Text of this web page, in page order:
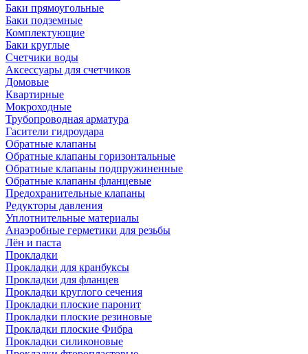
Баки прямоугольные
Баки подземные
Комплектующие
Баки круглые
Счетчики воды
Аксессуары для счетчиков
Домовые
Квартирные
Мокроходные
Трубопроводная арматура
Гасители гидроудара
Обратные клапаны
Обратные клапаны горизонтальные
Обратные клапаны подпружиненные
Обратные клапаны фланцевые
Предохранительные клапаны
Редукторы давления
Уплотнительные материалы
Анаэробные герметики для резьбы
Лён и паста
Прокладки
Прокладки для кранбуксы
Прокладки для фланцев
Прокладки круглого сечения
Прокладки плоские паронит
Прокладки плоские резиновые
Прокладки плоские Фибра
Прокладки силиконовые